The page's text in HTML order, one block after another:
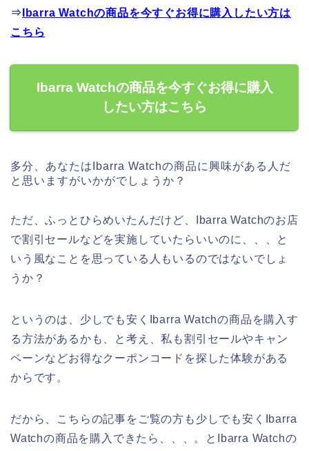
⇒ Ibarra Watchの商品を今すぐお得に購入したい方は
こちら
Ibarra Watchの商品を今すぐお得に購入
したい方はこちら
多分、あなたはIbarra Watchの商品に興味がある人だ
と思いますがいかがでしょうか？
ただ、ふっとひらめいたんだけど、Ibarra Watchのお店
で割引セールなどを実施していたらいいのに、、、と
いう風なことを思っている人もいるのではないでしょ
うか？
というのは、少しでも安くIbarra Watchの商品を購入す
る方法があるかも、と考え、私も割引セールやキャン
ペーンなどお得なクーポンコードを探した体験がある
からです。
だから、こちらの記事をご覧の方も少しでも安くIbarra
Watchの商品を購入できたら、、、。とIbarra Watchの